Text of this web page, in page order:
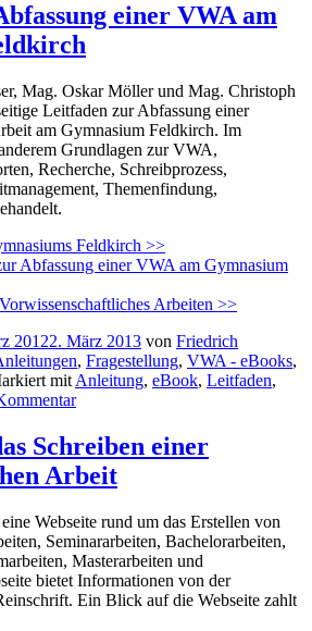
einer VWA am
Mag. Oskar Möller und Mag. Christoph
Leitfaden zur Abfassung einer
am Gymnasium Feldkirch. Im
Grundlagen zur VWA,
Recherche, Schreibprozess,
Themenfindung,
Feldkirch >>
Abfassung einer VWA am Gymnasium
Arbeiten >>
20122. März 2013 von Friedrich
, Fragestellung, VWA - eBooks,
mit Anleitung, eBook, Leitfaden,
Schreiben einer
Arbeit
Webseite rund um das Erstellen von
Seminararbeiten, Bachelorarbeiten,
Masterarbeiten und
bietet Informationen von der
Ein Blick auf die Webseite zahlt